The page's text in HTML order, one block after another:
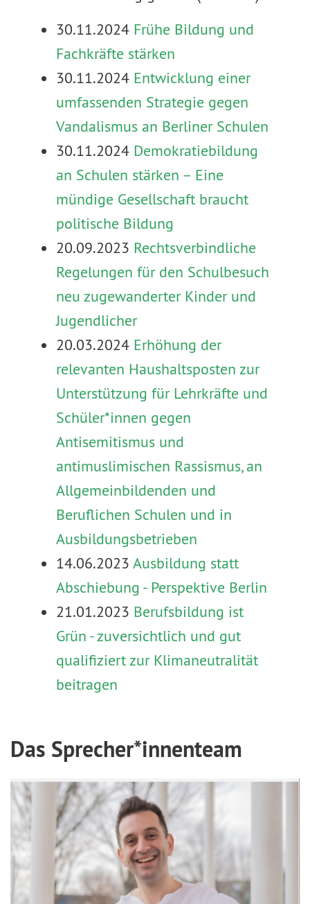
30.11.2024 Frühe Bildung und
Fachkräfte stärken
30.11.2024 Entwicklung einer
umfassenden Strategie gegen
Vandalismus an Berliner Schulen
30.11.2024 Demokratiebildung
an Schulen stärken – Eine
mündige Gesellschaft braucht
politische Bildung
20.09.2023 Rechtsverbindliche
Regelungen für den Schulbesuch
neu zugewanderter Kinder und
Jugendlicher
20.03.2024 Erhöhung der
relevanten Haushaltsposten zur
Unterstützung für Lehrkräfte und
Schüler*innen gegen
Antisemitismus und
antimuslimischen Rassismus, an
Allgemeinbildenden und
Beruflichen Schulen und in
Ausbildungsbetrieben
14.06.2023 Ausbildung statt
Abschiebung - Perspektive Berlin
21.01.2023 Berufsbildung ist
Grün - zuversichtlich und gut
qualifiziert zur Klimaneutralität
beitragen
Das Sprecher*innenteam